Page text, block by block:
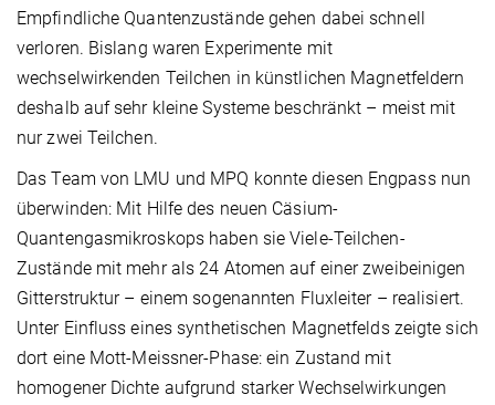
Empfindliche Quantenzustände gehen dabei schnell
verloren. Bislang waren Experimente mit
wechselwirkenden Teilchen in künstlichen Magnetfeldern
deshalb auf sehr kleine Systeme beschränkt – meist mit
nur zwei Teilchen.
Das Team von LMU und MPQ konnte diesen Engpass nun
überwinden: Mit Hilfe des neuen Cäsium-
Quantengasmikroskops haben sie Viele-Teilchen-
Zustände mit mehr als 24 Atomen auf einer zweibeinigen
Gitterstruktur – einem sogenannten Fluxleiter – realisiert.
Unter Einfluss eines synthetischen Magnetfelds zeigte sich
dort eine Mott-Meissner-Phase: ein Zustand mit
homogener Dichte aufgrund starker Wechselwirkungen